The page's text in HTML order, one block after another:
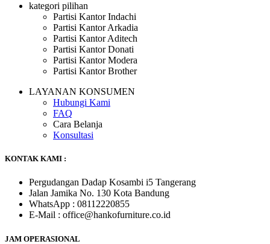
kategori pilihan
Partisi Kantor Indachi
Partisi Kantor Arkadia
Partisi Kantor Aditech
Partisi Kantor Donati
Partisi Kantor Modera
Partisi Kantor Brother
LAYANAN KONSUMEN
Hubungi Kami
FAQ
Cara Belanja
Konsultasi
KONTAK KAMI :
Pergudangan Dadap Kosambi i5 Tangerang
Jalan Jamika No. 130 Kota Bandung
WhatsApp : 08112220855
E-Mail : office@hankofurniture.co.id
JAM OPERASIONAL